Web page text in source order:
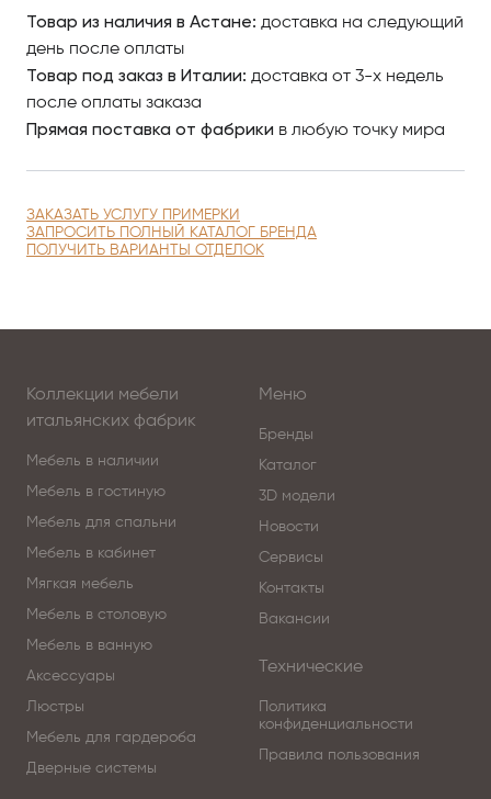
Товар из наличия в Астане: доставка на следующий
день после оплаты
Товар под заказ в Италии: доставка от 3-х недель
после оплаты заказа
Прямая поставка от фабрики в любую точку мира
ЗАКАЗАТЬ УСЛУГУ ПРИМЕРКИ
ЗАПРОСИТЬ ПОЛНЫЙ КАТАЛОГ БРЕНДА
ПОЛУЧИТЬ ВАРИАНТЫ ОТДЕЛОК
Коллекции мебели
итальянских фабрик
Мебель в наличии
Мебель в гостиную
Мебель для спальни
Мебель в кабинет
Мягкая мебель
Мебель в столовую
Мебель в ванную
Аксессуары
Люстры
Мебель для гардероба
Дверные системы
Меню
Бренды
Каталог
3D модели
Новости
Сервисы
Контакты
Вакансии
Технические
Политика
конфиденциальности
Правила пользования